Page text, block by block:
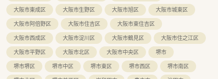
大阪市東成区
大阪市生野区 大阪市旭区
大阪市城東区
大阪市阿倍野区
大阪市住吉区
大阪市東住吉区
大阪市西成区
大阪市淀川区 大阪市鶴見区
大阪市住之江区
大阪市平野区
大阪市北区 大阪市中央区
堺市
堺市堺区
堺市中区 堺市東区 堺市西区
堺市南区